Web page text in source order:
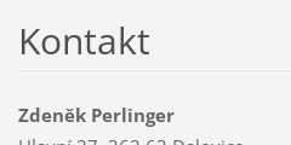
Kontakt
Zdeněk Perlinger